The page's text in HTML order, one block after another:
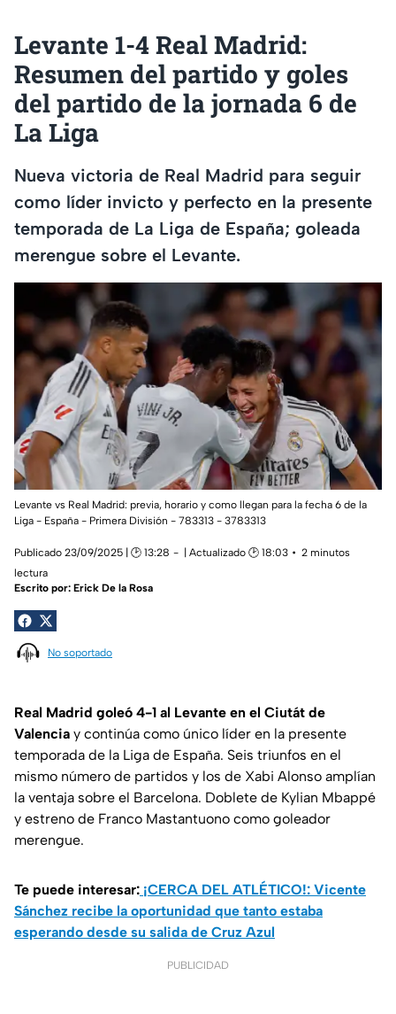
Levante 1-4 Real Madrid:
Resumen del partido y goles
del partido de la jornada 6 de
La Liga
Nueva victoria de Real Madrid para seguir
como líder invicto y perfecto en la presente
temporada de La Liga de España; goleada
merengue sobre el Levante.
Levante vs Real Madrid: previa, horario y como llegan para la fecha 6 de la
Liga - España - Primera División - 783313 - 3783313
Publicado 23/09/2025 | 🕑 13:28 | Actualizado 🕑 18:03
2 minutos
lectura
Escrito por: Erick De la Rosa
No soportado
Real Madrid goleó 4-1 al Levante en el Ciutát de
Valencia y continúa como único líder en la presente
temporada de la Liga de España. Seis triunfos en el
mismo número de partidos y los de Xabi Alonso amplían
la ventaja sobre el Barcelona. Doblete de Kylian Mbappé
y estreno de Franco Mastantuono como goleador
merengue.
Te puede interesar: ¡CERCA DEL ATLÉTICO!: Vicente
Sánchez recibe la oportunidad que tanto estaba
esperando desde su salida de Cruz Azul
PUBLICIDAD